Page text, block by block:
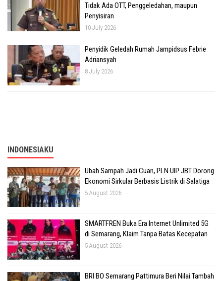
Tidak Ada OTT, Penggeledahan, maupun
Penyisiran
10 July 2026
Penyidik Geledah Rumah Jampidsus Febrie
Adriansyah
8 July 2026
INDONESIAKU
Ubah Sampah Jadi Cuan, PLN UIP JBT Dorong
Ekonomi Sirkular Berbasis Listrik di Salatiga
5 August 2026
SMARTFREN Buka Era Internet Unlimited 5G
di Semarang, Klaim Tanpa Batas Kecepatan
5 August 2026
BRI BO Semarang Pattimura Beri Nilai Tambah